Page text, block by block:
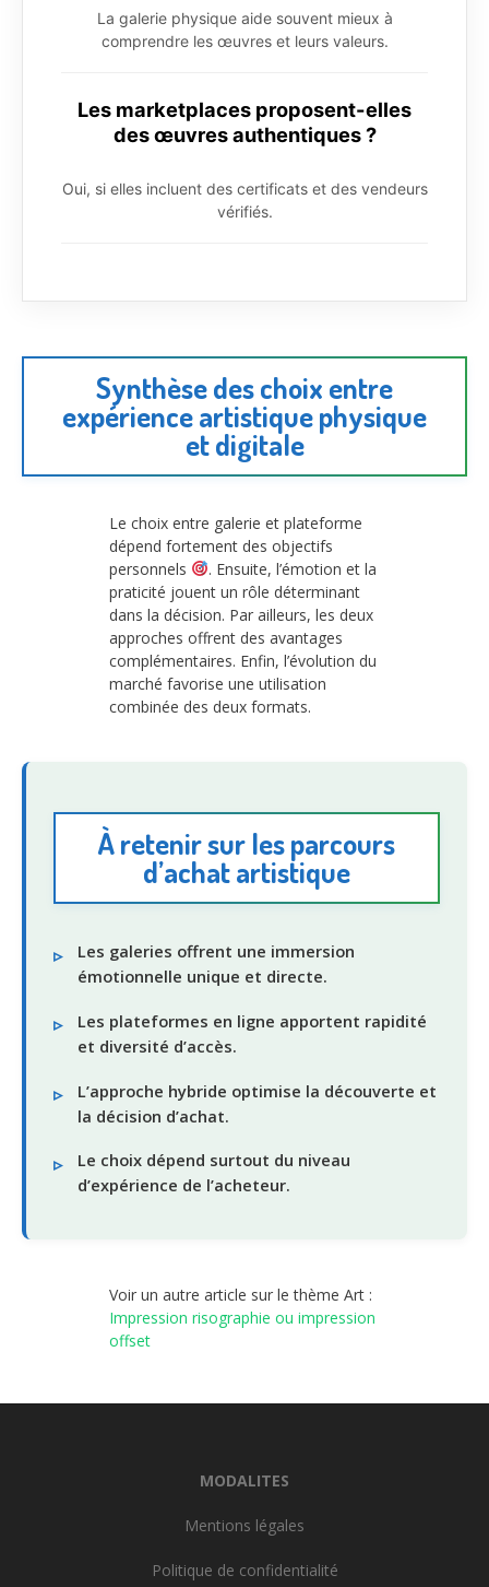
La galerie physique aide souvent mieux à
comprendre les œuvres et leurs valeurs.
Les marketplaces proposent-elles
des œuvres authentiques ?
Oui, si elles incluent des certificats et des vendeurs
vérifiés.
Synthèse des choix entre
expérience artistique physique
et digitale
Le choix entre galerie et plateforme
dépend fortement des objectifs
personnels
. Ensuite, l’émotion et la
praticité jouent un rôle déterminant
dans la décision. Par ailleurs, les deux
approches offrent des avantages
complémentaires. Enfin, l’évolution du
marché favorise une utilisation
combinée des deux formats.
À retenir sur les parcours
d’achat artistique
Les galeries offrent une immersion
émotionnelle unique et directe.
Les plateformes en ligne apportent rapidité
et diversité d’accès.
L’approche hybride optimise la découverte et
la décision d’achat.
Le choix dépend surtout du niveau
d’expérience de l’acheteur.
Voir un autre article sur le thème Art :
Impression risographie ou impression
offset
MODALITES
Mentions légales
Politique de confidentialité